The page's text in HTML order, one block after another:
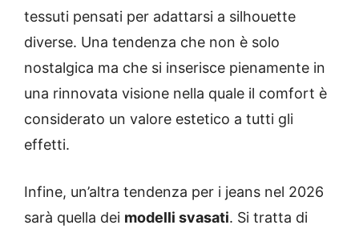
tessuti pensati per adattarsi a silhouette
diverse. Una tendenza che non è solo
nostalgica ma che si inserisce pienamente in
una rinnovata visione nella quale il comfort è
considerato un valore estetico a tutti gli
effetti.
Infine, un’altra tendenza per i jeans nel 2026
sarà quella dei modelli svasati. Si tratta di